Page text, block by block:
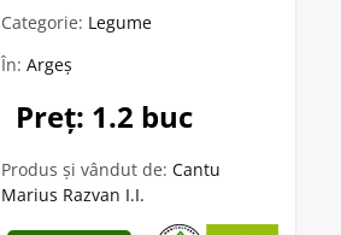
Categorie: Legume
În: Argeș
Preț: 1.2 buc
Produs și vândut de: Cantu
Marius Razvan I.I.